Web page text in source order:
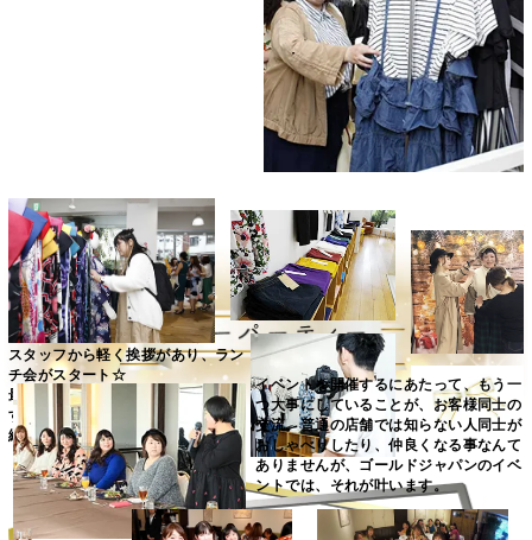
スタッフから軽く挨拶があり、ラン
チ会がスタート☆
最初は少し緊張気味の皆様でしたが
すぐにほぐれ、楽しそうな笑い声が
絶えず聞こえてきました☆
イベントを開催するにあたって、もう一
つ大事にしていることが、お客様同士の
交流。普通の店舗では知らない人同士が
おしゃべりしたり、仲良くなる事なんて
ありませんが、ゴールドジャパンのイベ
ントでは、それが叶います。